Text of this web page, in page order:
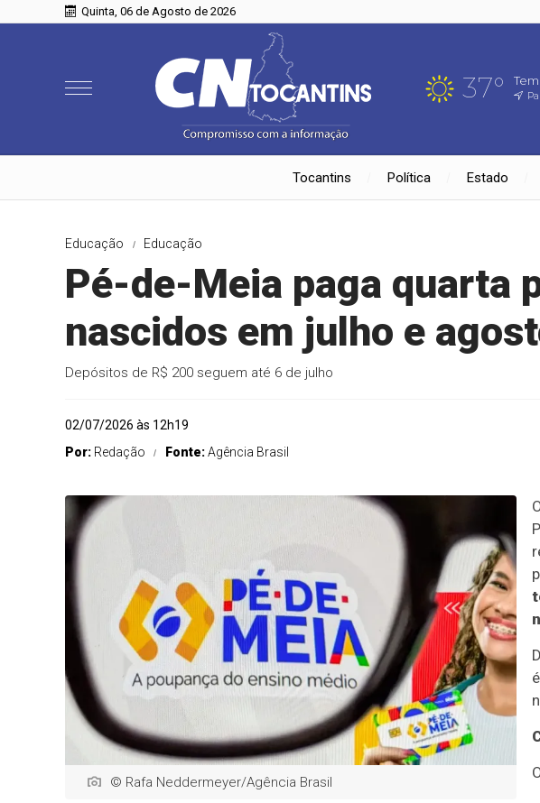
Quinta, 06 de Agosto de 2026
37°
Tocantins Política Estado
Educação Educação
Pé-de-Meia paga quarta
nascidos em julho e
Depósitos de R$ 200 seguem até 6 de julho
02/07/2026 às 12h19
Por: Redação Fonte:Agência Brasil
© Rafa Neddermeyer/Agência Brasil